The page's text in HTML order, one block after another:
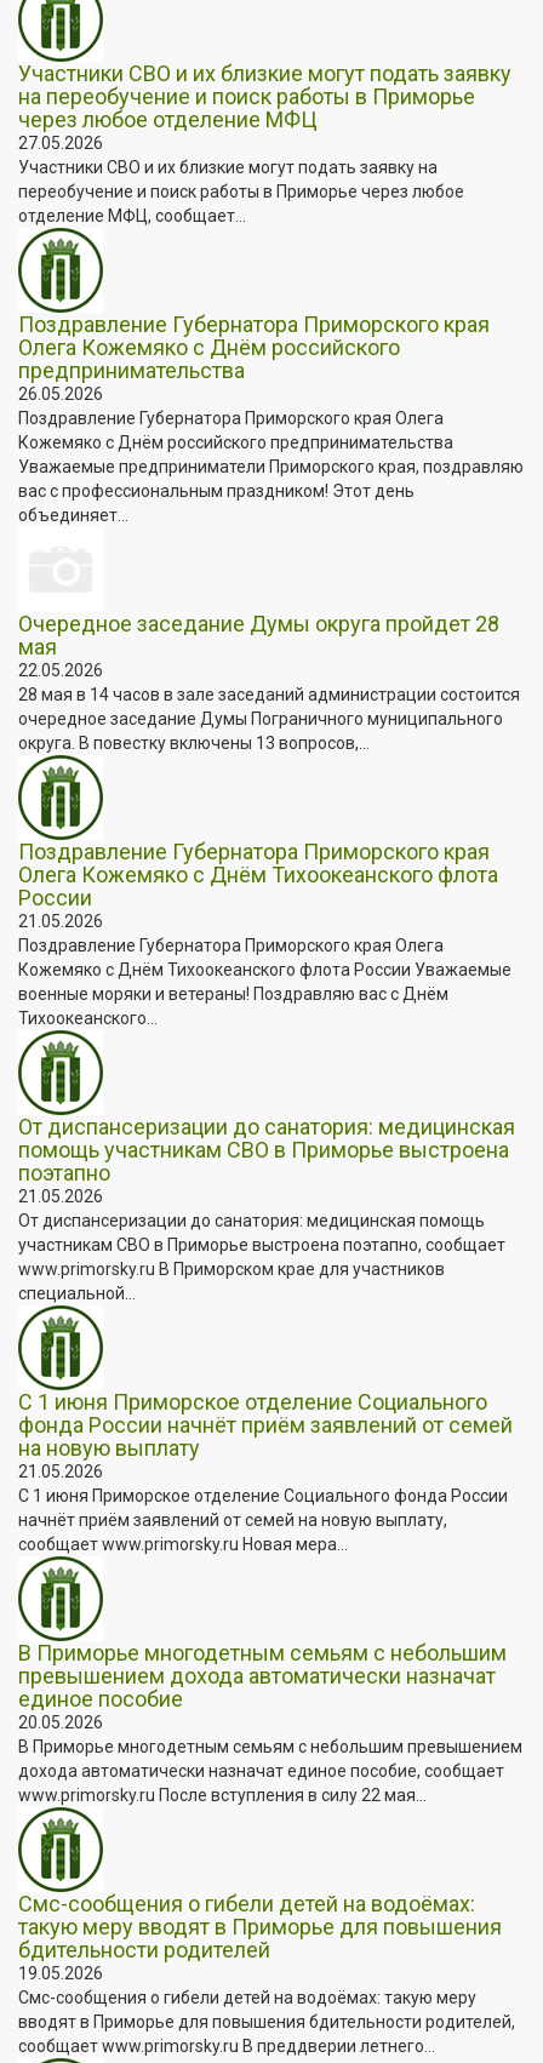
Участники СВО и их близкие могут подать заявку
на переобучение и поиск работы в Приморье
через любое отделение МФЦ
27.05.2026
Участники СВО и их близкие могут подать заявку на
переобучение и поиск работы в Приморье через любое
отделение МФЦ, сообщает...
Поздравление Губернатора Приморского края
Олега Кожемяко с Днём российского
предпринимательства
26.05.2026
Поздравление Губернатора Приморского края Олега
Кожемяко с Днём российского предпринимательства
Уважаемые предприниматели Приморского края, поздравляю
вас с профессиональным праздником! Этот день
объединяет...
Очередное заседание Думы округа пройдет 28
мая
22.05.2026
28 мая в 14 часов в зале заседаний администрации состоится
очередное заседание Думы Пограничного муниципального
округа. В повестку включены 13 вопросов,...
Поздравление Губернатора Приморского края
Олега Кожемяко с Днём Тихоокеанского флота
России
21.05.2026
Поздравление Губернатора Приморского края Олега
Кожемяко с Днём Тихоокеанского флота России Уважаемые
военные моряки и ветераны! Поздравляю вас с Днём
Тихоокеанского...
От диспансеризации до санатория: медицинская
помощь участникам СВО в Приморье выстроена
поэтапно
21.05.2026
От диспансеризации до санатория: медицинская помощь
участникам СВО в Приморье выстроена поэтапно, сообщает
www.primorsky.ru В Приморском крае для участников
специальной...
С 1 июня Приморское отделение Социального
фонда России начнёт приём заявлений от семей
на новую выплату
21.05.2026
С 1 июня Приморское отделение Социального фонда России
начнёт приём заявлений от семей на новую выплату,
сообщает www.primorsky.ru Новая мера...
В Приморье многодетным семьям с небольшим
превышением дохода автоматически назначат
единое пособие
20.05.2026
В Приморье многодетным семьям с небольшим превышением
дохода автоматически назначат единое пособие, сообщает
www.primorsky.ru После вступления в силу 22 мая...
Смс-сообщения о гибели детей на водоёмах:
такую меру вводят в Приморье для повышения
бдительности родителей
19.05.2026
Смс-сообщения о гибели детей на водоёмах: такую меру
вводят в Приморье для повышения бдительности родителей,
сообщает www.primorsky.ru В преддверии летнего...